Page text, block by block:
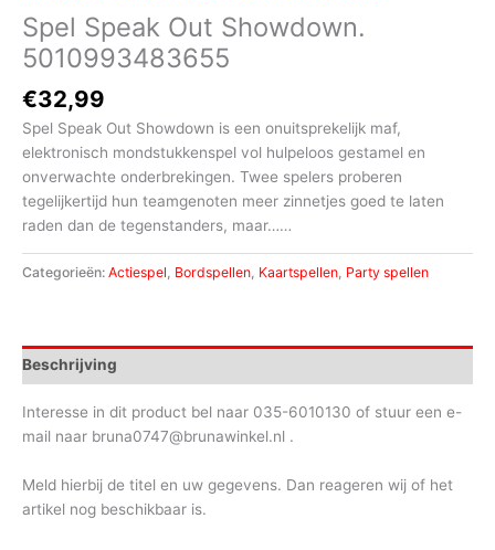
Spel Speak Out Showdown.
5010993483655
€32,99
Spel Speak Out Showdown is een onuitsprekelijk maf,
elektronisch mondstukkenspel vol hulpeloos gestamel en
onverwachte onderbrekingen. Twee spelers proberen
tegelijkertijd hun teamgenoten meer zinnetjes goed te laten
raden dan de tegenstanders, maar……
Categorieën: Actiespel Bordspellen Kaartspellen Party spellen
Beschrijving
Interesse in dit product bel naar 035-6010130 of stuur een e-
mail naar bruna0747@brunawinkel.nl .
Meld hierbij de titel en uw gegevens. Dan reageren wij of het
artikel nog beschikbaar is.